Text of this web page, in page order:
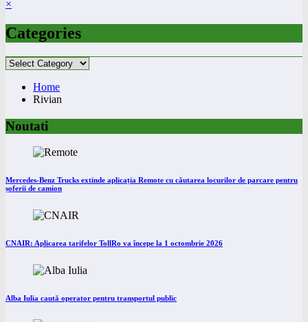
×
Categories
Categories
Home
Rivian
Noutati
Mercedes-Benz Trucks extinde aplicația Remote cu căutarea locurilor de parcare pentru
șoferii de camion
CNAIR: Aplicarea tarifelor TollRo va începe la 1 octombrie 2026
Alba Iulia caută operator pentru transportul public